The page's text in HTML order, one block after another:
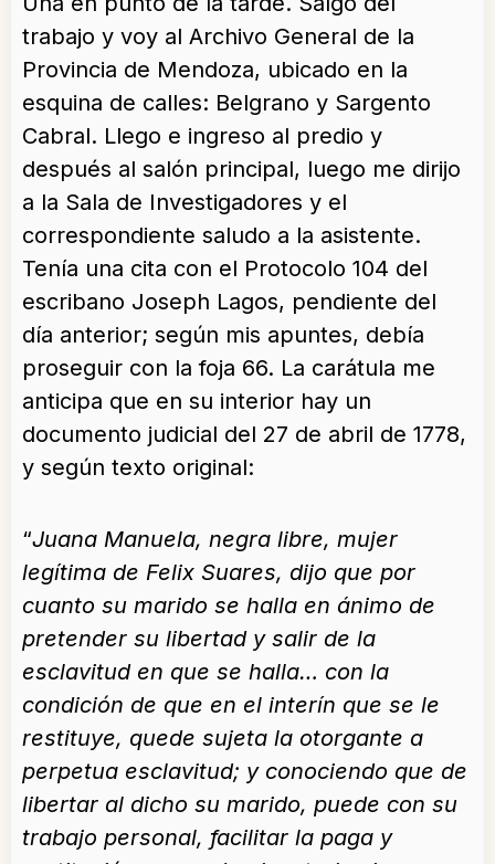
trabajo y voy al Archivo General de la
Provincia de Mendoza, ubicado en la
esquina de calles: Belgrano y Sargento
Cabral. Llego e ingreso al predio y
después al salón principal, luego me dirijo
a la Sala de Investigadores y el
correspondiente saludo a la asistente.
Tenía una cita con el Protocolo 104 del
escribano Joseph Lagos, pendiente del
día anterior; según mis apuntes, debía
proseguir con la foja 66. La carátula me
anticipa que en su interior hay un
documento judicial del 27 de abril de 1778,
y según texto original:
“Juana Manuela, negra libre, mujer
legítima de Felix Suares, dijo que por
cuanto su marido se halla en ánimo de
pretender su libertad y salir de la
esclavitud en que se halla… con la
condición de que en el interín que se le
restituye, quede sujeta la otorgante a
perpetua esclavitud; y conociendo que de
libertar al dicho su marido, puede con su
trabajo personal, facilitar la paga y